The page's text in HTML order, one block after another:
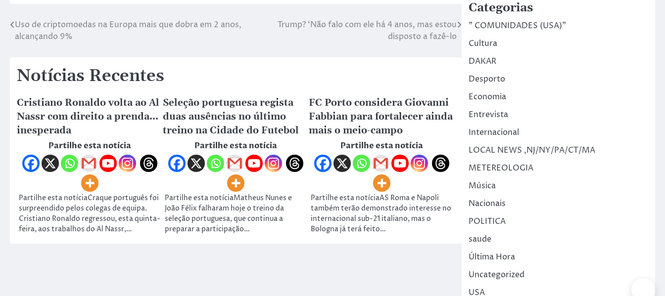
Uso de criptomoedas na Europa mais que dobra em 2 anos,
alcançando 9%
Trump? ‘Não falo com ele há 4 anos, mas estou
disposto a fazê-lo
Notícias Recentes
Cristiano Ronaldo volta ao Al
Nassr com direito a prenda…
inesperada
Partilhe esta notícia
Partilhe esta notíciaCraque português foi
surpreendido pelos colegas de equipa.
Cristiano Ronaldo regressou, esta quinta-
feira, aos trabalhos do Al Nassr,…
Seleção portuguesa regista
duas ausências no último
treino na Cidade do Futebol
Partilhe esta notícia
Partilhe esta notíciaMatheus Nunes e
João Félix falharam hoje o treino da
seleção portuguesa, que continua a
preparar a participação…
FC Porto considera Giovanni
Fabbian para fortalecer ainda
mais o meio-campo
Partilhe esta notícia
Partilhe esta notíciaAS Roma e Napoli
também terão demonstrado interesse no
internacional sub-21 italiano, mas o
Bologna já terá feito…
Categorias
" COMUNIDADES (USA)"
Cultura
DAKAR
Desporto
Economia
Entrevista
Internacional
LOCAL NEWS ,NJ/NY/PA/CT/MA
METEREOLOGIA
Música
Nacionais
POLITICA
saude
Última Hora
Uncategorized
USA